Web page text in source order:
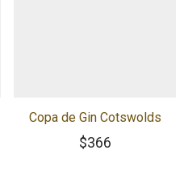
Copa de Gin Cotswolds
$366